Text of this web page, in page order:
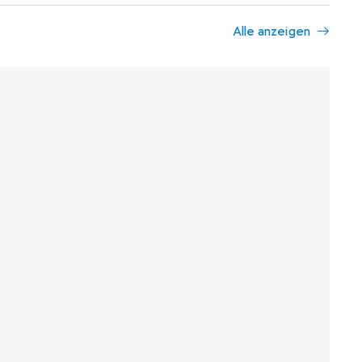
Alle anzeigen